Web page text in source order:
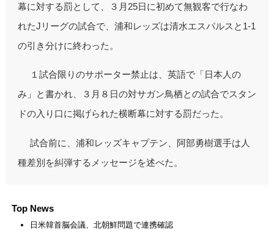
幕に対する罰として、３月25日に初めて無観客で行なわ
れたJリーグの試合で、浦和レッズは清水エスパルスと1-1
の引き分けに終わった。
１試合限りのサポーター禁止は、英語で「日本人の
み」と書かれ、３月８日の対サガン鳥栖との試合でスタン
ドの入り口に掲げられた横断幕に対する罰だった。
試合前に、浦和レッズキャプテン、阿部勇樹選手は人
種差別を糾弾するメッセージを述べた。
Top News
日米韓首脳会議、北朝鮮問題で連携確認